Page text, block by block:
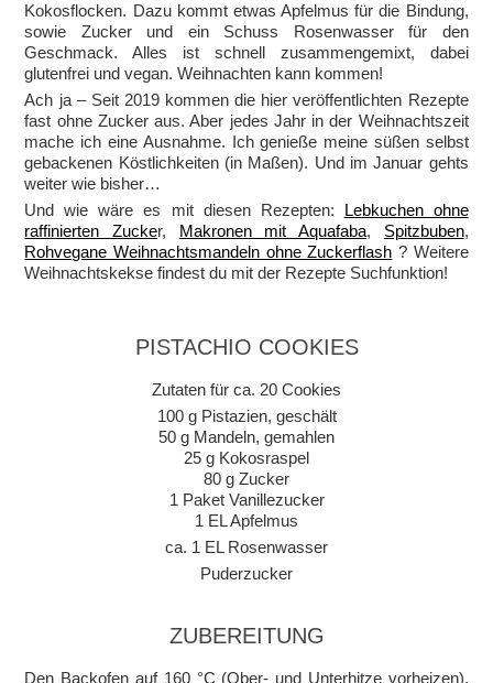
Kokosflocken. Dazu kommt etwas Apfelmus für die Bindung,
sowie Zucker und ein Schuss Rosenwasser für den
Geschmack. Alles ist schnell zusammengemixt, dabei
glutenfrei und vegan. Weihnachten kann kommen!
Ach ja – Seit 2019 kommen die hier veröffentlichten Rezepte
fast ohne Zucker aus. Aber jedes Jahr in der Weihnachtszeit
mache ich eine Ausnahme. Ich genieße meine süßen selbst
gebackenen Köstlichkeiten (in Maßen). Und im Januar gehts
weiter wie bisher…
Und wie wäre es mit diesen Rezepten: Lebkuchen ohne
raffinierten Zucker, Makronen mit Aquafaba, Spitzbuben,
Rohvegane Weihnachtsmandeln ohne Zuckerflash ? Weitere
Weihnachtskekse findest du mit der Rezepte Suchfunktion!
PISTACHIO COOKIES
Zutaten für ca. 20 Cookies
100 g Pistazien, geschält
50 g Mandeln, gemahlen
25 g Kokosraspel
80 g Zucker
1 Paket Vanillezucker
1 EL Apfelmus
ca. 1 EL Rosenwasser
Puderzucker
ZUBEREITUNG
Den Backofen auf 160 °C (Ober- und Unterhitze vorheizen).